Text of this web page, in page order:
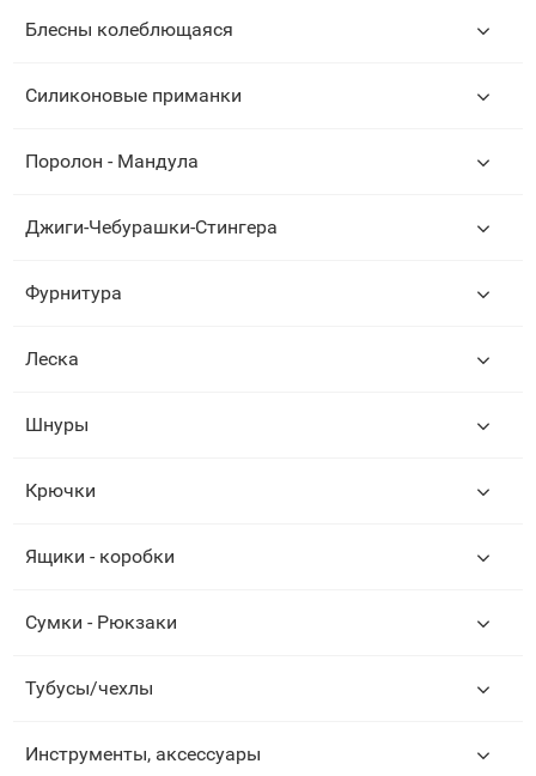
Блесны колеблющаяся
Силиконовые приманки
Поролон - Мандула
Джиги-Чебурашки-Стингера
Фурнитура
Леска
Шнуры
Крючки
Ящики - коробки
Сумки - Рюкзаки
Тубусы/чехлы
Инструменты, аксессуары